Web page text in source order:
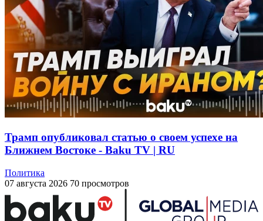
Трамп опубликовал статью о своем успехе на
Ближнем Востоке - Baku TV | RU
Политика
07 августа 2026 70 просмотров